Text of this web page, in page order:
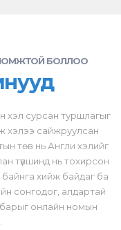
БОЛЛОО
хэл сурсан туршлагыг
хэлээ сайжруулсан
төв нь Англи хэлийг
түвшинд нь тохирсон
хийж байдаг ба
сонгодог, алдартай
онлайн номын